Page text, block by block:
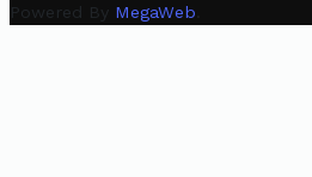
Powered By MegaWeb